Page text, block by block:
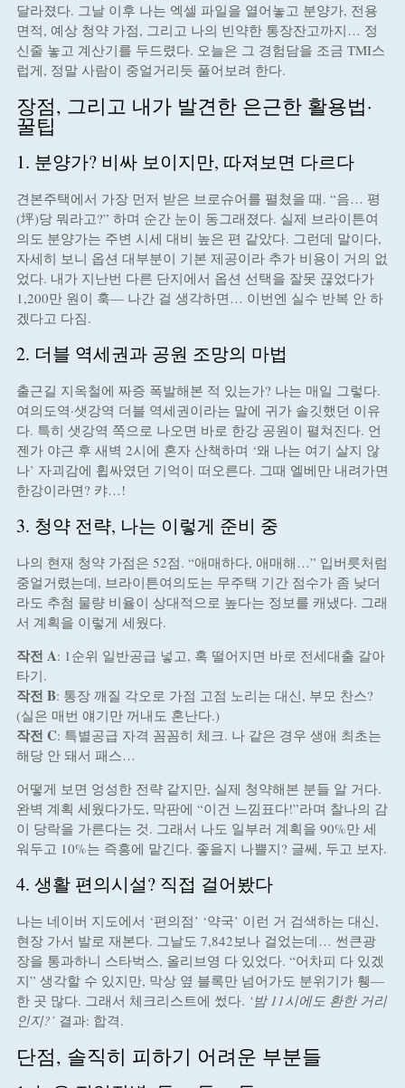
달라졌다. 그날 이후 나는 엑셀 파일을 열어놓고 분양가, 전용
면적, 예상 청약 가점, 그리고 나의 빈약한 통장잔고까지… 정
신줄 놓고 계산기를 두드렸다. 오늘은 그 경험담을 조금 TMI스
럽게, 정말 사람이 중얼거리듯 풀어보려 한다.
장점, 그리고 내가 발견한 은근한 활용법·
꿀팁
1. 분양가? 비싸 보이지만, 따져보면 다르다
견본주택에서 가장 먼저 받은 브로슈어를 펼쳤을 때. “음… 평
(坪)당 뭐라고?” 하며 순간 눈이 동그래졌다. 실제 브라이튼여
의도 분양가는 주변 시세 대비 높은 편 같았다. 그런데 말이다,
자세히 보니 옵션 대부분이 기본 제공이라 추가 비용이 거의 없
었다. 내가 지난번 다른 단지에서 옵션 선택을 잘못 끊었다가
1,200만 원이 훅— 나간 걸 생각하면… 이번엔 실수 반복 안 하
겠다고 다짐.
2. 더블 역세권과 공원 조망의 마법
출근길 지옥철에 짜증 폭발해본 적 있는가? 나는 매일 그렇다.
여의도역·샛강역 더블 역세권이라는 말에 귀가 솔깃했던 이유
다. 특히 샛강역 쪽으로 나오면 바로 한강 공원이 펼쳐진다. 언
젠가 야근 후 새벽 2시에 혼자 산책하며 ‘왜 나는 여기 살지 않
나’ 자괴감에 휩싸였던 기억이 떠오른다. 그때 엘베만 내려가면
한강이라면? 캬…!
3. 청약 전략, 나는 이렇게 준비 중
나의 현재 청약 가점은 52점. “애매하다, 애매해…” 입버릇처럼
중얼거렸는데, 브라이튼여의도는 무주택 기간 점수가 좀 낮더
라도 추첨 물량 비율이 상대적으로 높다는 정보를 캐냈다. 그래
서 계획을 이렇게 세웠다.
작전 A: 1순위 일반공급 넣고, 혹 떨어지면 바로 전세대출 갈아
타기.
작전 B: 통장 깨질 각오로 가점 고점 노리는 대신, 부모 찬스?
(실은 매번 얘기만 꺼내도 혼난다.)
작전 C: 특별공급 자격 꼼꼼히 체크. 나 같은 경우 생애 최초는
해당 안 돼서 패스…
어떻게 보면 엉성한 전략 같지만, 실제 청약해본 분들 알 거다.
완벽 계획 세웠다가도, 막판에 “이건 느낌표다!”라며 찰나의 감
이 당락을 가른다는 것. 그래서 나도 일부러 계획을 90%만 세
워두고 10%는 즉흥에 맡긴다. 좋을지 나쁠지? 글쎄, 두고 보자.
4. 생활 편의시설? 직접 걸어봤다
나는 네이버 지도에서 ‘편의점’ ‘약국’ 이런 거 검색하는 대신,
현장 가서 발로 재본다. 그날도 7,842보나 걸었는데… 썬큰광
장을 통과하니 스타벅스, 올리브영 다 있었다. “어차피 다 있겠
지” 생각할 수 있지만, 막상 옆 블록만 넘어가도 분위기가 휑—
한 곳 많다. 그래서 체크리스트에 썼다. ‘밤 11시에도 환한 거리
인지?’ 결과: 합격.
단점, 솔직히 피하기 어려운 부분들